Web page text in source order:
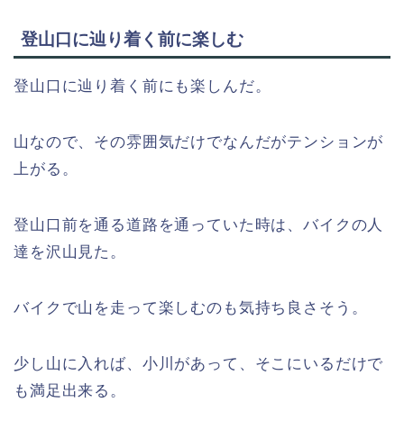
登山口に辿り着く前に楽しむ
登山口に辿り着く前にも楽しんだ。
山なので、その雰囲気だけでなんだがテンションが
上がる。
登山口前を通る道路を通っていた時は、バイクの人
達を沢山見た。
バイクで山を走って楽しむのも気持ち良さそう。
少し山に入れば、小川があって、そこにいるだけで
も満足出来る。